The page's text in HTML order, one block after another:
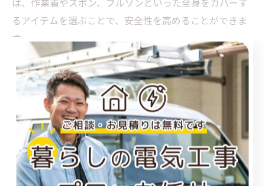
は、作業着やズボン、ブルゾンといった全身をカバーす
るアイテムを選ぶことで、安全性を高めることができま
す。
帯電防止作業服の特徴としては、繊維に導電性の糸を織
り込むことで、人体に帯びた静電気を素早く放電し、火
花の発生を防止します。実際の現場では、配電盤作業や
高圧設備に触れる際、この機能が事故ゼロを目指す上で
不可欠です。感電や爆発事故のリスクを下げるために
も、帯電防止機能付きの作業服の着用は必須です。
着用時の注意点として、作業服だけでなくインナーや